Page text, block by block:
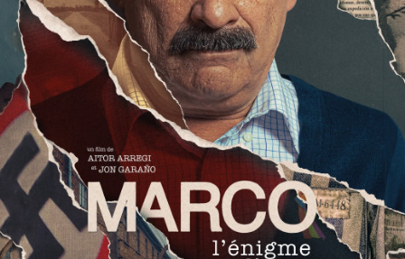
Vendre